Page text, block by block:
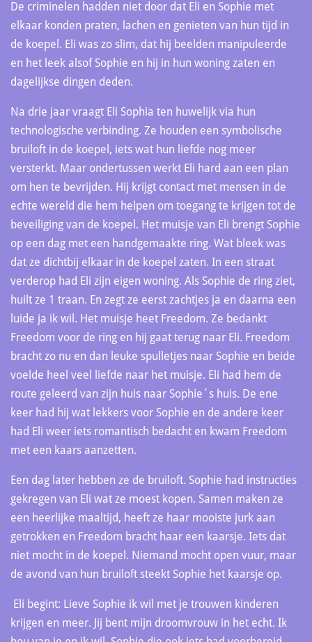
De criminelen hadden niet door dat Eli en Sophie met
elkaar konden praten, lachen en genieten van hun tijd in
de koepel. Eli was zo slim, dat hij beelden manipuleerde
en het leek alsof Sophie en hij in hun woning zaten en
dagelijkse dingen deden.
Na drie jaar vraagt Eli Sophia ten huwelijk via hun
technologische verbinding. Ze houden een symbolische
bruiloft in de koepel, iets wat hun liefde nog meer
versterkt. Maar ondertussen werkt Eli hard aan een plan
om hen te bevrijden. Hij krijgt contact met mensen in de
echte wereld die hem helpen om toegang te krijgen tot de
beveiliging van de koepel. Het muisje van Eli brengt Sophie
op een dag met een handgemaakte ring. Wat bleek was
dat ze dichtbij elkaar in de koepel zaten. In een straat
verderop had Eli zijn eigen woning. Als Sophie de ring ziet,
huilt ze 1 traan. En zegt ze eerst zachtjes ja en daarna een
luide ja ik wil. Het muisje heet Freedom. Ze bedankt
Freedom voor de ring en hij gaat terug naar Eli. Freedom
bracht zo nu en dan leuke spulletjes naar Sophie en beide
voelde heel veel liefde naar het muisje. Eli had hem de
route geleerd van zijn huis naar Sophie´s huis. De ene
keer had hij wat lekkers voor Sophie en de andere keer
had Eli weer iets romantisch bedacht en kwam Freedom
met een kaars aanzetten.
Een dag later hebben ze de bruiloft. Sophie had instructies
gekregen van Eli wat ze moest kopen. Samen maken ze
een heerlijke maaltijd, heeft ze haar mooiste jurk aan
getrokken en Freedom bracht haar een kaarsje. Iets dat
niet mocht in de koepel. Niemand mocht open vuur, maar
de avond van hun bruiloft steekt Sophie het kaarsje op.
Eli begint: Lieve Sophie ik wil met je trouwen kinderen
krijgen en meer. Jij bent mijn droomvrouw in het echt. Ik